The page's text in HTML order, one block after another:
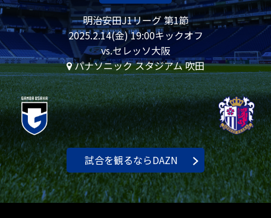
明治安田J1リーグ 第1節
2025.2.14(金) 19:00キックオフ
vs.セレッソ大阪
パナソニック スタジアム 吹田
試合を観るならDAZN